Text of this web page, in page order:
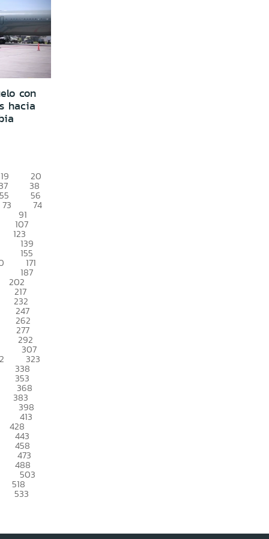
con
hacia
19 20
38
56
73 74
91
107
123
139
155
171
187
202
217
232
247
262
277
292
307
323
338
353
368
383
398
413
428
443
458
473
488
503
518
533